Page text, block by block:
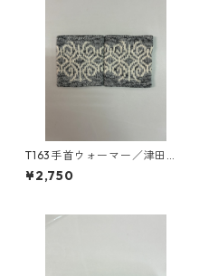
T163手首ウォーマー／津田命
子デザインアイヌ文様編み込
み手首ウォーマー
¥2,750